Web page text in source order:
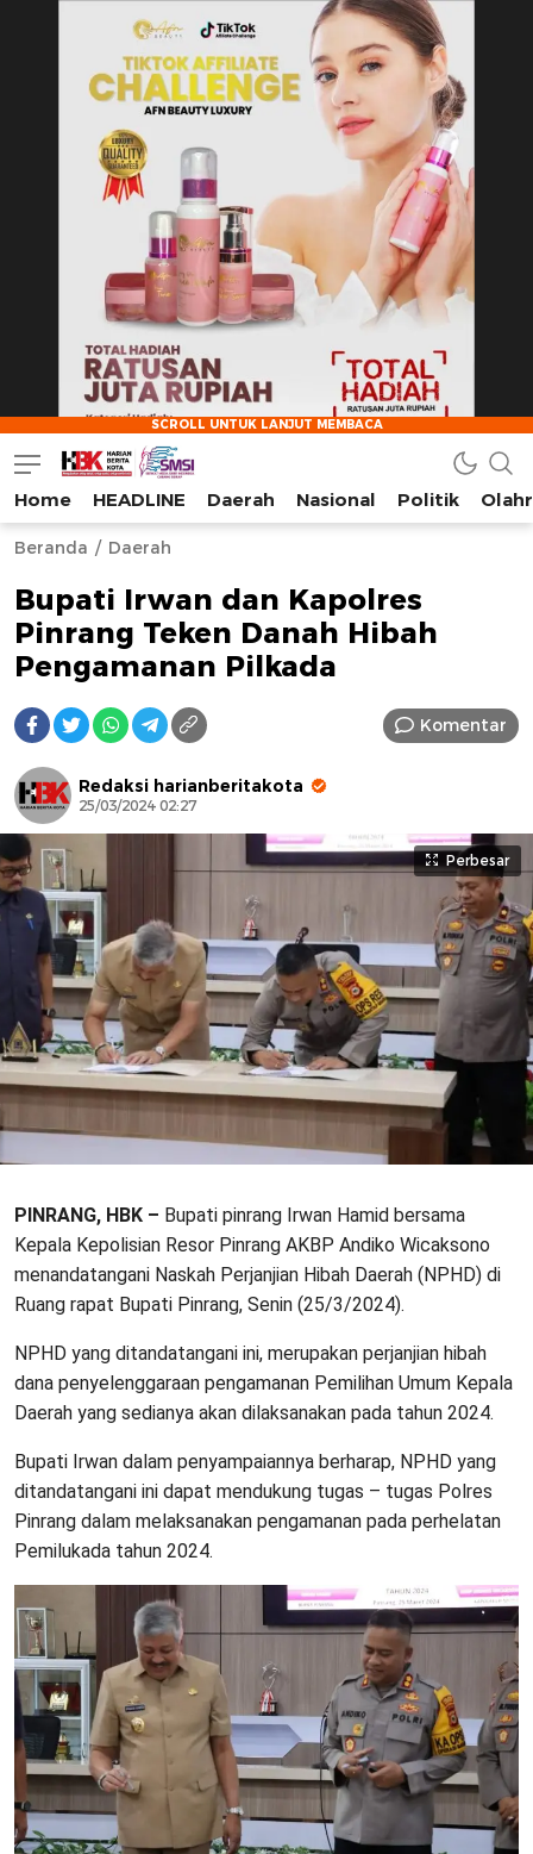
HarianBeritaKota
Mengabarkan Setiap Detil, Sudut, dan Cerita Kota
Home HEADLINE Daerah Nasional Politik
Beranda Daerah
Bupati Irwan dan Kapolres
Pinrang Teken Danah Hibah
Pengamanan Pilkada
Komentar
Redaksi harianberitakota
25/03/2024 02:27
Perbesar
PINRANG, HBK – Bupati pinrang Irwan Hamid bersama
Kepala Kepolisian Resor Pinrang AKBP Andiko Wicaksono
menandatangani Naskah Perjanjian Hibah Daerah (NPHD) di
Ruang rapat Bupati Pinrang, Senin (25/3/2024).
NPHD yang ditandatangani ini, merupakan perjanjian hibah
dana penyelenggaraan pengamanan Pemilihan Umum Kepala
Daerah yang sedianya akan dilaksanakan pada tahun 2024.
Bupati Irwan dalam penyampaiannya berharap, NPHD yang
ditandatangani ini dapat mendukung tugas – tugas Polres
Pinrang dalam melaksanakan pengamanan pada perhelatan
Pemilukada tahun 2024.